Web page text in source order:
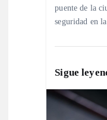
puente de la
seguridad en
Sigue